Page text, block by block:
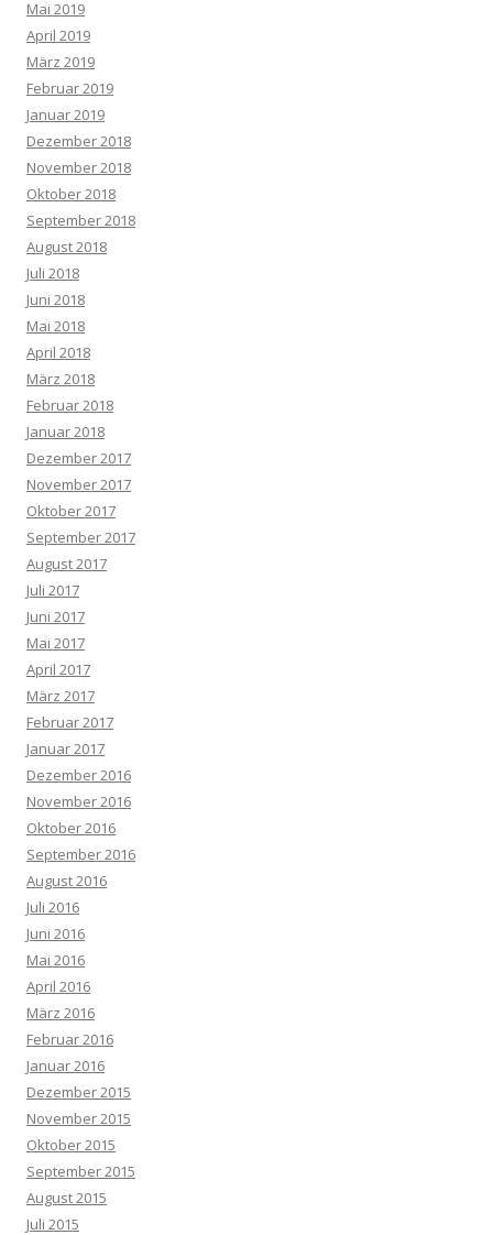
Mai 2019
April 2019
März 2019
Februar 2019
Januar 2019
Dezember 2018
November 2018
Oktober 2018
September 2018
August 2018
Juli 2018
Juni 2018
Mai 2018
April 2018
März 2018
Februar 2018
Januar 2018
Dezember 2017
November 2017
Oktober 2017
September 2017
August 2017
Juli 2017
Juni 2017
Mai 2017
April 2017
März 2017
Februar 2017
Januar 2017
Dezember 2016
November 2016
Oktober 2016
September 2016
August 2016
Juli 2016
Juni 2016
Mai 2016
April 2016
März 2016
Februar 2016
Januar 2016
Dezember 2015
November 2015
Oktober 2015
September 2015
August 2015
Juli 2015